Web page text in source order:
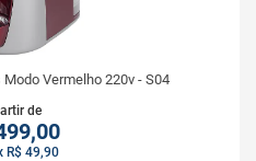
Vermelho 220v - S04
de
R$ 49,90